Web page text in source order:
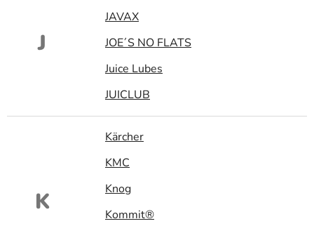
J
JAVAX
JOE´S NO FLATS
Juice Lubes
JUICLUB
K
Kärcher
KMC
Knog
Kommit®